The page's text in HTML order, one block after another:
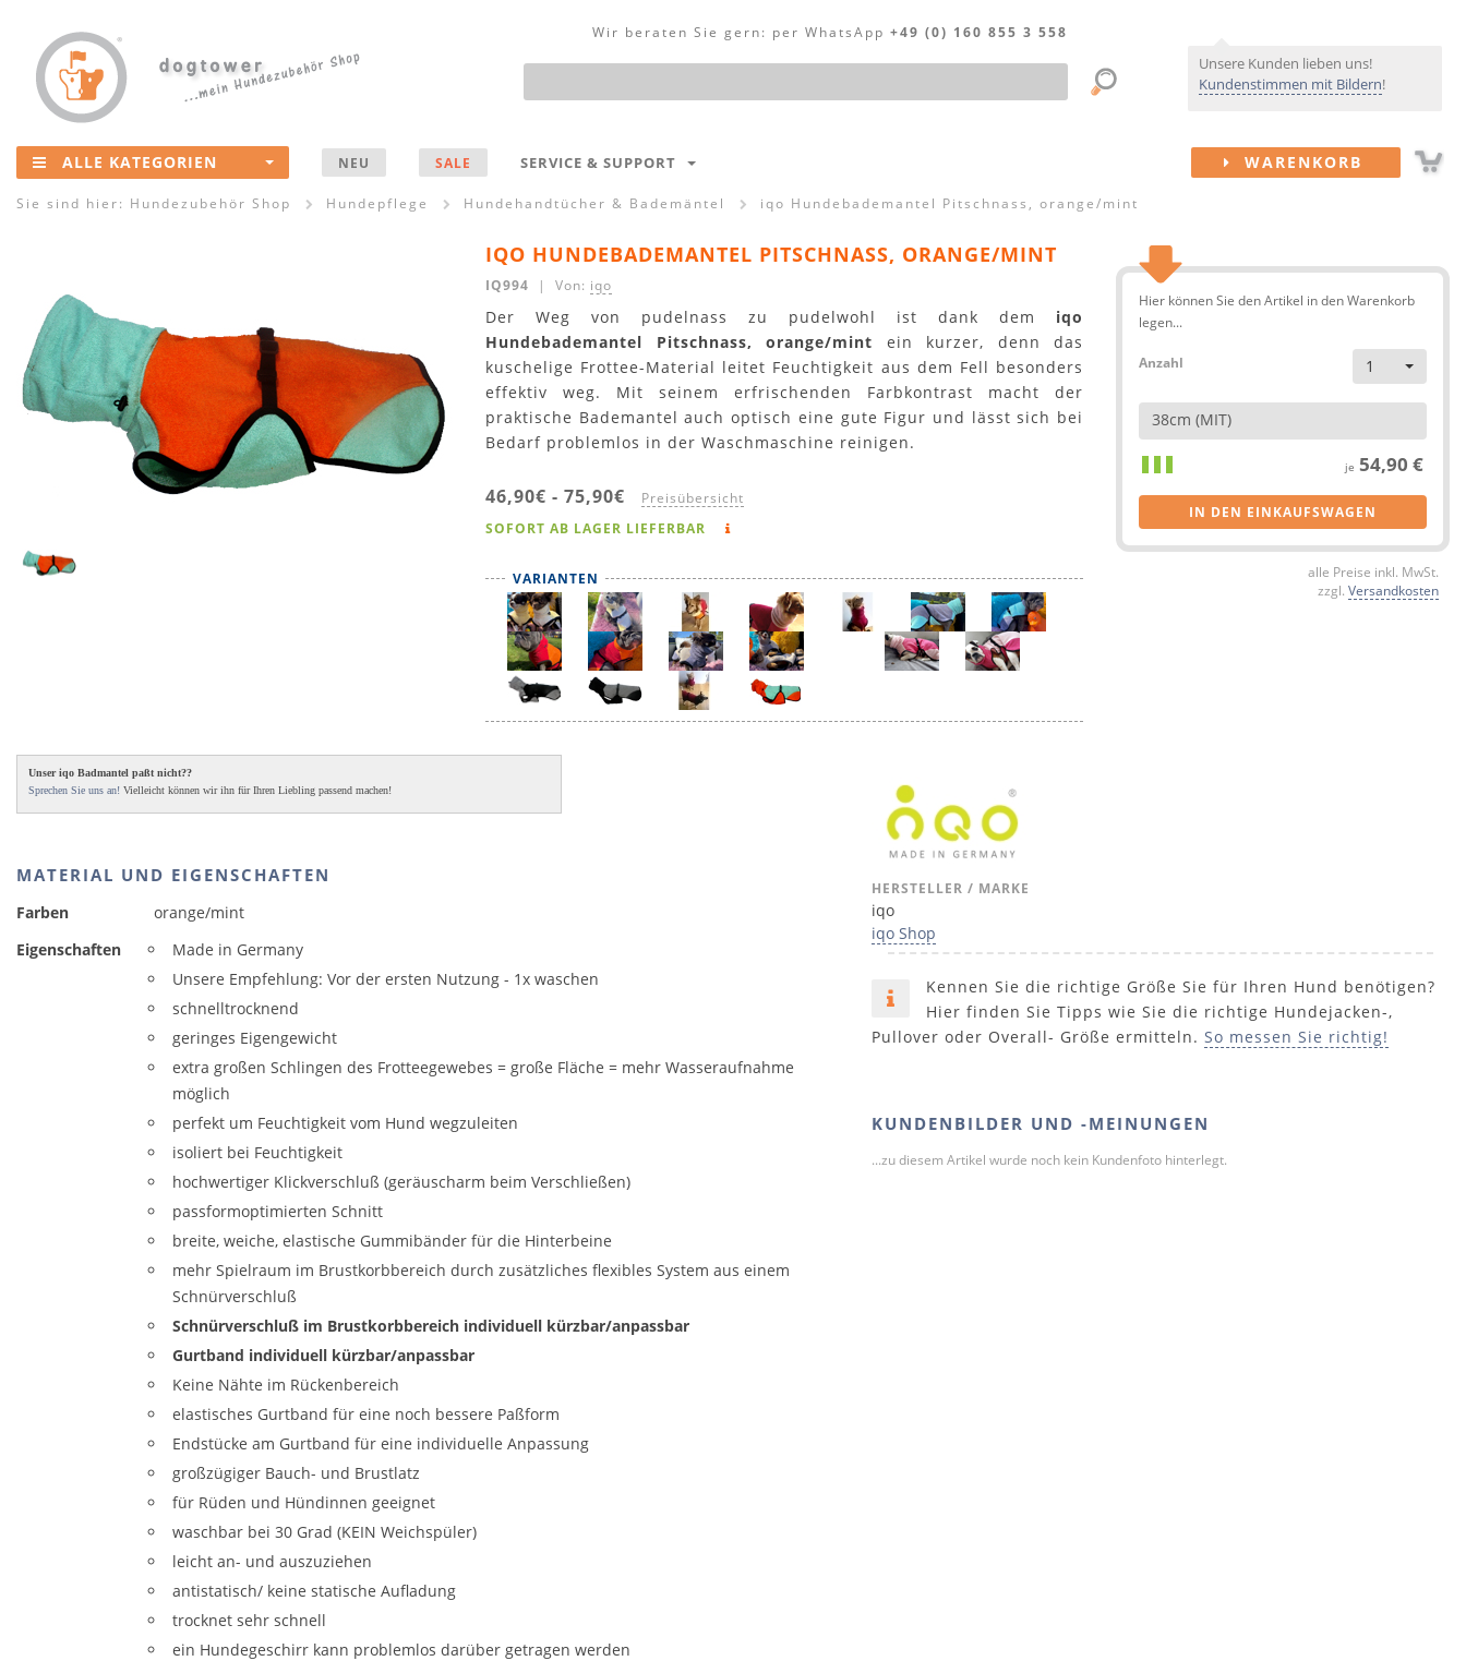
Unsere Kunden lieben uns!
Kundenstimmen mit Bildern!
Wir beraten Sie gern: per WhatsApp +49 (0) 160 855 3 558
Produktsuche
ALLE KATEGORIEN NEU SALE SERVICE & SUPPORT WARENKORB
Sie sind hier: Hundezubehör Shop Hundepflege Hundehandtücher & Bademäntel iqo Hundebademantel Pitschnass, orange/mint
IQO HUNDEBADEMANTEL PITSCHNASS, ORANGE/MINT
IQ994 | Von: iqo
Der Weg von pudelnass zu pudelwohl ist dank dem iqo
Hundebademantel Pitschnass, orange/mint ein kurzer, denn das
kuschelige Frottee-Material leitet Feuchtigkeit aus dem Fell besonders
effektiv weg. Mit seinem erfrischenden Farbkontrast macht der
praktische Bademantel auch optisch eine gute Figur und lässt sich bei
Bedarf problemlos in der Waschmaschine reinigen.
46,90€ - 75,90€ Preisübersicht
SOFORT AB LAGER LIEFERBAR
VARIANTEN
Hier können Sie den Artikel in den Warenkorb
legen...
Anzahl 1
38cm (MIT)
je 54,90 €
IN DEN EINKAUFSWAGEN
alle Preise inkl. MwSt.
zzgl. Versandkosten
Unser iqo Badmantel paßt nicht??
Sprechen Sie uns an! Vielleicht können wir ihn für Ihren Liebling passend machen!
MATERIAL UND EIGENSCHAFTEN
Farben
orange/mint
Eigenschaften
Made in Germany
Unsere Empfehlung: Vor der ersten Nutzung - 1x waschen
schnelltrocknend
geringes Eigengewicht
extra großen Schlingen des Frotteegewebes = große Fläche = mehr Wasseraufnahme
möglich
perfekt um Feuchtigkeit vom Hund wegzuleiten
isoliert bei Feuchtigkeit
hochwertiger Klickverschluß (geräuscharm beim Verschließen)
passformoptimierten Schnitt
breite, weiche, elastische Gummibänder für die Hinterbeine
mehr Spielraum im Brustkorbbereich durch zusätzliches flexibles System aus einem
Schnürverschluß
Schnürverschluß im Brustkorbbereich individuell kürzbar/anpassbar
Gurtband individuell kürzbar/anpassbar
Keine Nähte im Rückenbereich
elastisches Gurtband für eine noch bessere Paßform
Endstücke am Gurtband für eine individuelle Anpassung
großzügiger Bauch- und Brustlatz
für Rüden und Hündinnen geeignet
waschbar bei 30 Grad (KEIN Weichspüler)
leicht an- und auszuziehen
antistatisch/ keine statische Aufladung
trocknet sehr schnell
ein Hundegeschirr kann problemlos darüber getragen werden
HERSTELLER / MARKE
iqo
iqo Shop
Kennen Sie die richtige Größe Sie für Ihren Hund benötigen?
Hier finden Sie Tipps wie Sie die richtige Hundejacken-,
Pullover oder Overall- Größe ermitteln. So messen Sie richtig!
KUNDENBILDER UND -MEINUNGEN
...zu diesem Artikel wurde noch kein Kundenfoto hinterlegt.